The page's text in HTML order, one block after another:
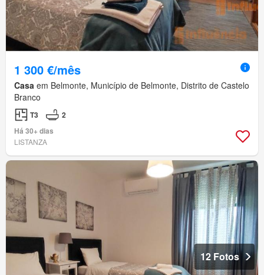
1 300 €/mês
Casa em Belmonte, Município de Belmonte, Distrito de Castelo
Branco
T3
2
Há 30+ dias
LISTANZA
12 Fotos